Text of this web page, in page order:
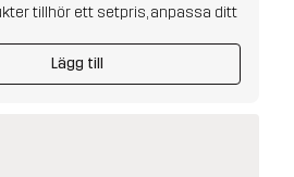
tillhör ett setpris, anpassa ditt
Lägg till